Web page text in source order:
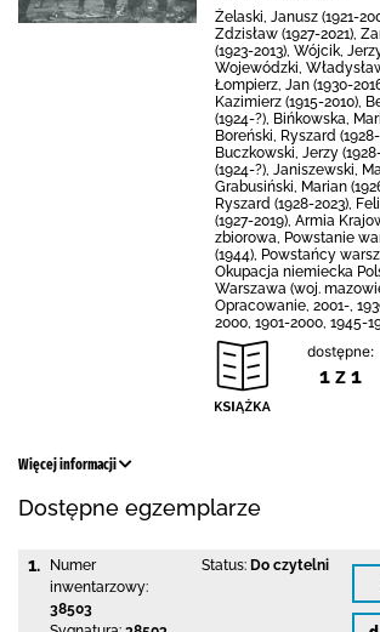
Żelaski, Janusz (1921-
Zdzisław (1927-2021),
(1923-2013), Wójcik,
Wojewódzki,
Łompierz, Jan (1930-
Kazimierz (1915-2010),
(1924-?), Bińkowska,
Boreński, Ryszard (1928-
Buczkowski, Jerzy
(1924-?), Janiszewski,
Grabusiński, Marian
Ryszard (1928-2023),
(1927-2019), Armia
zbiorowa, Powstanie
(1944), Powstańcy
Okupacja niemiecka
Warszawa (woj.
Opracowanie, 2001-,
2000, 1901-2000, 1945-
dostępne:
1 z 1
Więcej informacji
Dostępne egzemplarze
1.
Numer
inwentarzowy:
38503
Status: Do czytelni